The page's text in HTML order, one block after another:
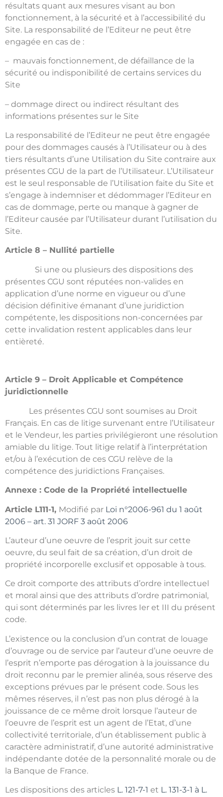
résultats quant aux mesures visant au bon
fonctionnement, à la sécurité et à l’accessibilité du
Site. La responsabilité de l’Editeur ne peut être
engagée en cas de :
– mauvais fonctionnement, de défaillance de la
sécurité ou indisponibilité de certains services du
Site
– dommage direct ou indirect résultant des
informations présentes sur le Site
La responsabilité de l’Editeur ne peut être engagée
pour des dommages causés à l’Utilisateur ou à des
tiers résultants d’une Utilisation du Site contraire aux
présentes CGU de la part de l’Utilisateur. L’Utilisateur
est le seul responsable de l’Utilisation faite du Site et
s’engage à indemniser et dédommager l’Editeur en
cas de dommage, perte ou manque à gagner de
l’Editeur causée par l’Utilisateur durant l’utilisation du
Site.
Article 8 – Nullité partielle
Si une ou plusieurs des dispositions des
présentes CGU sont réputées non-valides en
application d’une norme en vigueur ou d’une
décision définitive émanant d’une juridiction
compétente, les dispositions non-concernées par
cette invalidation restent applicables dans leur
entièreté.
Article 9 – Droit Applicable et Compétence
juridictionnelle
Les présentes CGU sont soumises au Droit
Français. En cas de litige survenant entre l’Utilisateur
et le Vendeur, les parties privilégieront une résolution
amiable du litige. Tout litige relatif à l’interprétation
et/ou à l’exécution de ces CGU relève de la
compétence des juridictions Françaises.
Annexe : Code de la Propriété intellectuelle
Article L111-1, Modifié par Loi n°2006-961 du 1 août
2006 – art. 31 JORF 3 août 2006
L’auteur d’une oeuvre de l’esprit jouit sur cette
oeuvre, du seul fait de sa création, d’un droit de
propriété incorporelle exclusif et opposable à tous.
Ce droit comporte des attributs d’ordre intellectuel
et moral ainsi que des attributs d’ordre patrimonial,
qui sont déterminés par les livres Ier et III du présent
code.
L’existence ou la conclusion d’un contrat de louage
d’ouvrage ou de service par l’auteur d’une oeuvre de
l’esprit n’emporte pas dérogation à la jouissance du
droit reconnu par le premier alinéa, sous réserve des
exceptions prévues par le présent code. Sous les
mêmes réserves, il n’est pas non plus dérogé à la
jouissance de ce même droit lorsque l’auteur de
l’oeuvre de l’esprit est un agent de l’Etat, d’une
collectivité territoriale, d’un établissement public à
caractère administratif, d’une autorité administrative
indépendante dotée de la personnalité morale ou de
la Banque de France.
Les dispositions des articles L. 121-7-1 et L. 131-3-1 à L.